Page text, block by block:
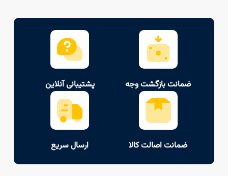
ضمانت بازگشت وجه پشتیبانی آنلاین
ضمانت اصالت کالا ارسال سریع